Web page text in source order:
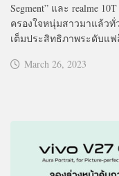
Segment” และ realme
ครองใจหนุ่มสาวมาแล้ว
เต็มประสิทธิภาพระดับแ
March 26, 2023